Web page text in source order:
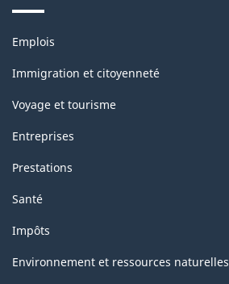
Thèmes
sujets
Emplois
Immigration et citoyenneté
Voyage et tourisme
Entreprises
Prestations
Santé
Impôts
Environnement et ressources naturelles